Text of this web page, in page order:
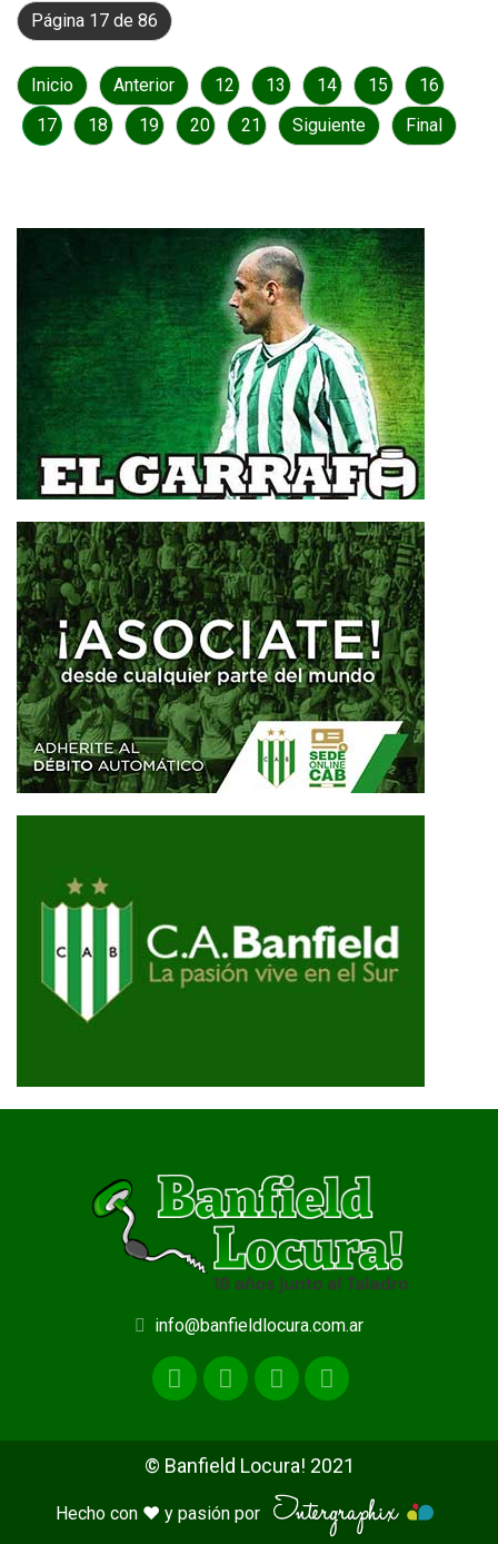
Página 17 de 86
Inicio Anterior 12 13 14 15
16
17
18 19 20 21 Siguiente Final
info@banfieldlocura.com.ar
© Banfield Locura! 2021
Hecho con ♥ y pasión por